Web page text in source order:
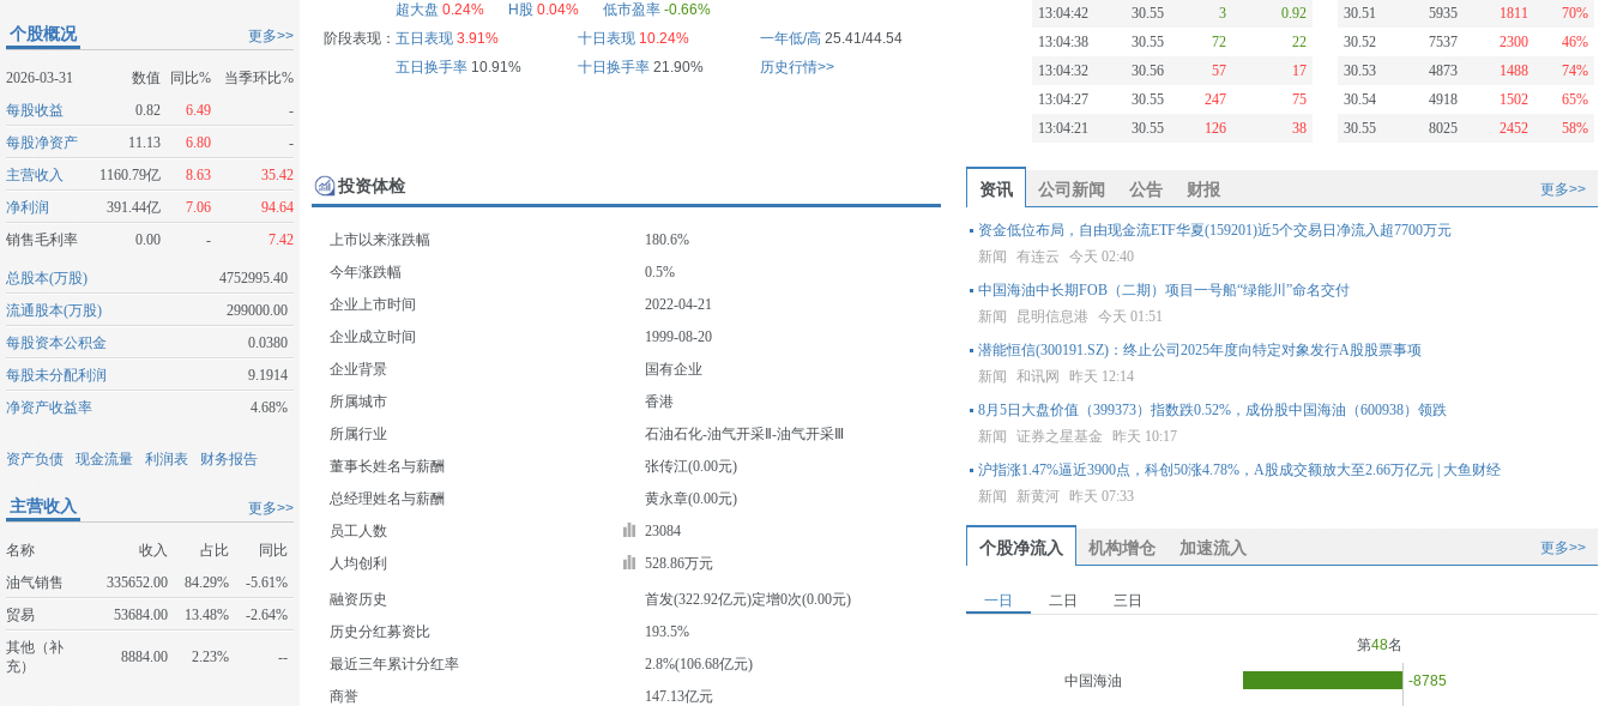
更多>>
个股概况
2026-03-31 数值 同比%
当季环比%
每股收益
0.82 6.49
-
每股净资产
11.13 6.80
-
主营收入
1160.79亿 8.63
35.42
净利润
391.44亿 7.06
94.64
销售毛利率
0.00 - 7.42
总股本(万股)
4752995.40
流通股本(万股)
299000.00
每股资本公积金
0.0380
每股未分配利润
9.1914
净资产收益率
4.68%
资产负债 现金流量 利润表 财务报告
更多>>
主营收入
名称 收入 占比
同比
油气销售
335652.00 84.29%
-5.61%
贸易
53684.00 13.48%
-2.64%
其他（补
充）
8884.00 2.23% --
超大盘 0.24% H股 0.04% 低市盈率 -0.66%
阶段表现： 五日表现 3.91% 十日表现 10.24% 一年低/高 25.41/44.54
五日换手率10.91% 十日换手率21.90% 历史行情>>
13:04:48
30.55 176
54
13:04:42
30.55 3
0.92
13:04:38
30.55 72
22
13:04:32
30.56 57
17
13:04:27
30.55 247 75
30.51
5935 1811
70%
30.52
7537 2300
46%
30.53
4948 1511
74%
30.54
4918 1502
65%
30.55
8025 2452 58%
投资体检
上市以来涨跌幅
180.6%
今年涨跌幅
0.5%
企业上市时间
2022-04-21
企业成立时间
1999-08-20
企业背景
国有企业
所属城市
香港
所属行业
石油石化-油气开采Ⅱ-油气开采Ⅲ
董事长姓名与薪酬
张传江(0.00元)
总经理姓名与薪酬
黄永章(0.00元)
员工人数
23084
人均创利
528.86万元
融资历史
首发(322.92亿元)定增0次(0.00元)
历史分红募资比
193.5%
最近三年累计分红率
2.8%(106.68亿元)
商誉
147.13亿元
资讯 公司新闻 公告 财报 更多>>
资金低位布局，自由现金流ETF华夏(159201)近5个交易日净流入超7700万元
新闻
有连云
今天 02:40
中国海油中长期FOB（二期）项目一号船“绿能川”命名交付
新闻
昆明信息港
今天 01:51
潜能恒信(300191.SZ)：终止公司2025年度向特定对象发行A股股票事项
新闻
和讯网
昨天 12:14
8月5日大盘价值（399373）指数跌0.52%，成份股中国海油（600938）领跌
新闻
证券之星基金
昨天 10:17
沪指涨1.47%逼近3900点，科创50涨4.78%，A股成交额放大至2.66万亿元 | 大鱼财经
新闻
新黄河 昨天 07:33
个股净流入 机构增仓 加速流入 更多>>
一日 二日 三日
第48名
中国海油 -8785